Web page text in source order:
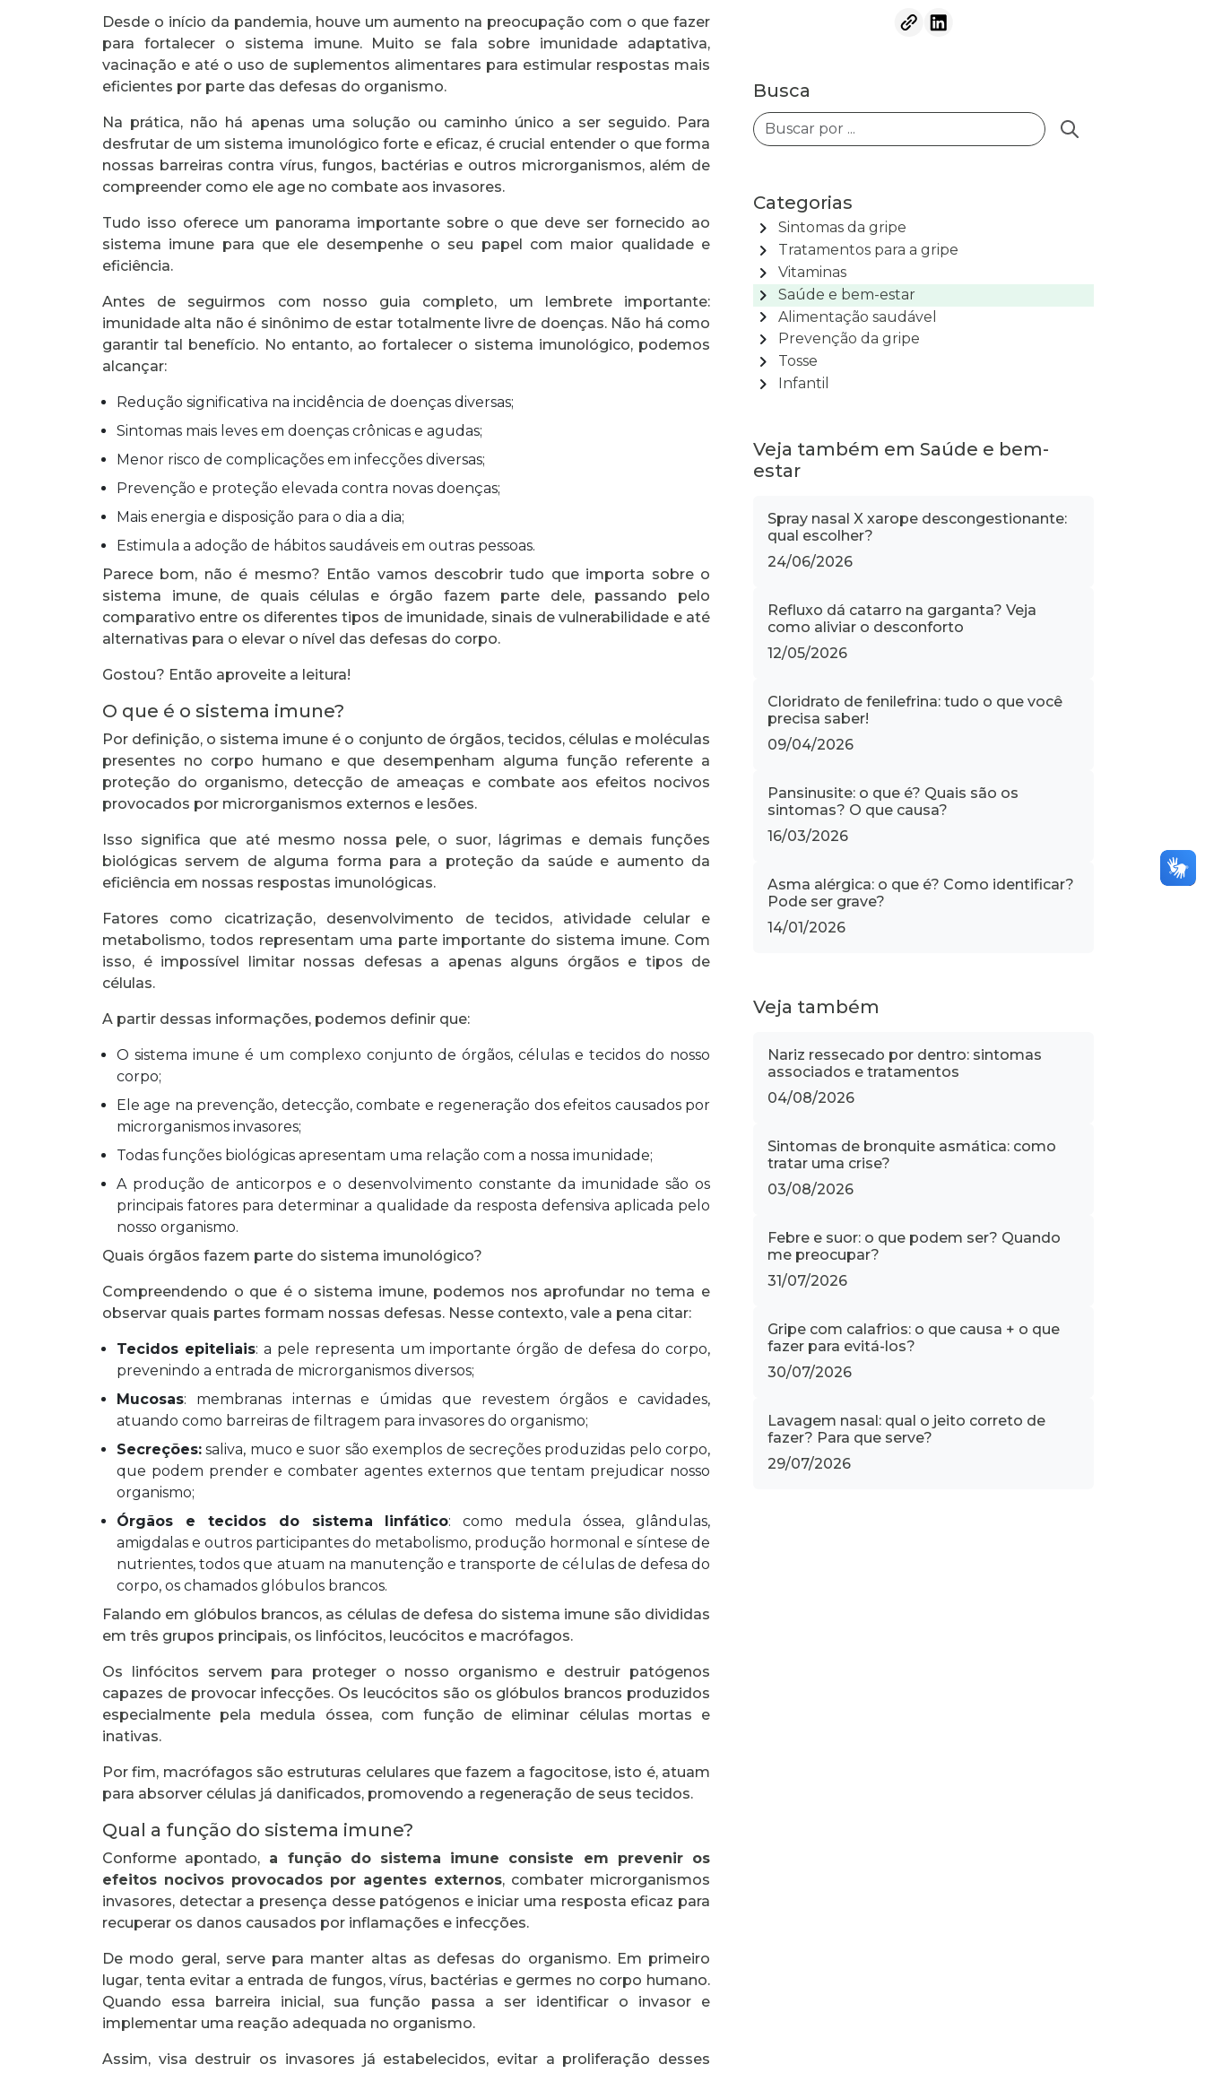
Desde o início da pandemia, houve um aumento na preocupação com o que fazer
para fortalecer o sistema imune. Muito se fala sobre imunidade adaptativa,
vacinação e até o uso de suplementos alimentares para estimular respostas mais
eficientes por parte das defesas do organismo.
Na prática, não há apenas uma solução ou caminho único a ser seguido. Para
desfrutar de um sistema imunológico forte e eficaz, é crucial entender o que forma
nossas barreiras contra vírus, fungos, bactérias e outros microrganismos, além de
compreender como ele age no combate aos invasores.
Tudo isso oferece um panorama importante sobre o que deve ser fornecido ao
sistema imune para que ele desempenhe o seu papel com maior qualidade e
eficiência.
Antes de seguirmos com nosso guia completo, um lembrete importante:
imunidade alta não é sinônimo de estar totalmente livre de doenças. Não há como
garantir tal benefício. No entanto, ao fortalecer o sistema imunológico, podemos
alcançar:
Redução significativa na incidência de doenças diversas;
Sintomas mais leves em doenças crônicas e agudas;
Menor risco de complicações em infecções diversas;
Prevenção e proteção elevada contra novas doenças;
Mais energia e disposição para o dia a dia;
Estimula a adoção de hábitos saudáveis em outras pessoas.
Parece bom, não é mesmo? Então vamos descobrir tudo que importa sobre o
sistema imune, de quais células e órgão fazem parte dele, passando pelo
comparativo entre os diferentes tipos de imunidade, sinais de vulnerabilidade e até
alternativas para o elevar o nível das defesas do corpo.
Gostou? Então aproveite a leitura!
O que é o sistema imune?
Por definição, o sistema imune é o conjunto de órgãos, tecidos, células e moléculas
presentes no corpo humano e que desempenham alguma função referente a
proteção do organismo, detecção de ameaças e combate aos efeitos nocivos
provocados por microrganismos externos e lesões.
Isso significa que até mesmo nossa pele, o suor, lágrimas e demais funções
biológicas servem de alguma forma para a proteção da saúde e aumento da
eficiência em nossas respostas imunológicas.
Fatores como cicatrização, desenvolvimento de tecidos, atividade celular e
metabolismo, todos representam uma parte importante do sistema imune. Com
isso, é impossível limitar nossas defesas a apenas alguns órgãos e tipos de
células.
A partir dessas informações, podemos definir que:
O sistema imune é um complexo conjunto de órgãos, células e tecidos do nosso
corpo;
Ele age na prevenção, detecção, combate e regeneração dos efeitos causados por
microrganismos invasores;
Todas funções biológicas apresentam uma relação com a nossa imunidade;
A produção de anticorpos e o desenvolvimento constante da imunidade são os
principais fatores para determinar a qualidade da resposta defensiva aplicada pelo
nosso organismo.
Quais órgãos fazem parte do sistema imunológico?
Compreendendo o que é o sistema imune, podemos nos aprofundar no tema e
observar quais partes formam nossas defesas. Nesse contexto, vale a pena citar:
Tecidos epiteliais: a pele representa um importante órgão de defesa do corpo,
prevenindo a entrada de microrganismos diversos;
Mucosas: membranas internas e úmidas que revestem órgãos e cavidades,
atuando como barreiras de filtragem para invasores do organismo;
Secreções: saliva, muco e suor são exemplos de secreções produzidas pelo corpo,
que podem prender e combater agentes externos que tentam prejudicar nosso
organismo;
Órgãos e tecidos do sistema linfático: como medula óssea, glândulas,
amigdalas e outros participantes do metabolismo, produção hormonal e síntese de
nutrientes, todos que atuam na manutenção e transporte de células de defesa do
corpo, os chamados glóbulos brancos.
Falando em glóbulos brancos, as células de defesa do sistema imune são divididas
em três grupos principais, os linfócitos, leucócitos e macrófagos.
Os linfócitos servem para proteger o nosso organismo e destruir patógenos
capazes de provocar infecções. Os leucócitos são os glóbulos brancos produzidos
especialmente pela medula óssea, com função de eliminar células mortas e
inativas.
Por fim, macrófagos são estruturas celulares que fazem a fagocitose, isto é, atuam
para absorver células já danificados, promovendo a regeneração de seus tecidos.
Qual a função do sistema imune?
Conforme apontado, a função do sistema imune consiste em prevenir os
efeitos nocivos provocados por agentes externos, combater microrganismos
invasores, detectar a presença desse patógenos e iniciar uma resposta eficaz para
recuperar os danos causados por inflamações e infecções.
De modo geral, serve para manter altas as defesas do organismo. Em primeiro
lugar, tenta evitar a entrada de fungos, vírus, bactérias e germes no corpo humano.
Quando essa barreira inicial, sua função passa a ser identificar o invasor e
implementar uma reação adequada no organismo.
Assim, visa destruir os invasores já estabelecidos, evitar a proliferação desses
Busca
Buscar posts
Categorias
chevron_right Sintomas da gripe
chevron_right Tratamentos para a gripe
chevron_right Vitaminas
chevron_right Saúde e bem-estar
chevron_right Alimentação saudável
chevron_right Prevenção da gripe
chevron_right Tosse
chevron_right Infantil
Veja também em Saúde e bem-
estar
Spray nasal X xarope descongestionante:
qual escolher?
24/06/2026
Refluxo dá catarro na garganta? Veja
como aliviar o desconforto
12/05/2026
Cloridrato de fenilefrina: tudo o que você
precisa saber!
09/04/2026
Pansinusite: o que é? Quais são os
sintomas? O que causa?
16/03/2026
Asma alérgica: o que é? Como identificar?
Pode ser grave?
14/01/2026
Veja também
Nariz ressecado por dentro: sintomas
associados e tratamentos
04/08/2026
Sintomas de bronquite asmática: como
tratar uma crise?
03/08/2026
Febre e suor: o que podem ser? Quando
me preocupar?
31/07/2026
Gripe com calafrios: o que causa + o que
fazer para evitá-los?
30/07/2026
Lavagem nasal: qual o jeito correto de
fazer? Para que serve?
29/07/2026